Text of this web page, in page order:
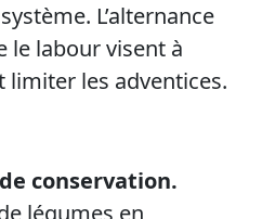
L’alternance
le labour visent à
limiter les adventices.
conservation.